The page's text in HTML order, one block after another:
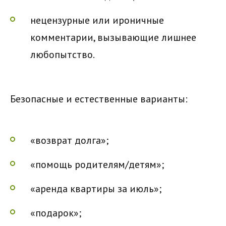
нецензурные или ироничные
комментарии, вызывающие лишнее
любопытство.
Безопасные и естественные варианты:
«возврат долга»;
«помощь родителям/детям»;
«аренда квартиры за июль»;
«подарок»;